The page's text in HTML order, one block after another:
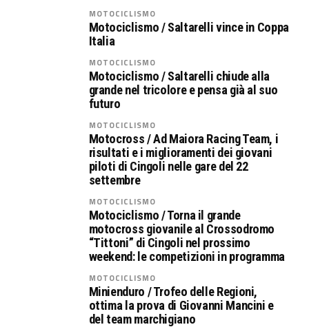
MOTOCICLISMO
Motociclismo / Saltarelli vince in Coppa
Italia
MOTOCICLISMO
Motociclismo / Saltarelli chiude alla
grande nel tricolore e pensa già al suo
futuro
MOTOCICLISMO
Motocross / Ad Maiora Racing Team, i
risultati e i miglioramenti dei giovani
piloti di Cingoli nelle gare del 22
settembre
MOTOCICLISMO
Motociclismo / Torna il grande
motocross giovanile al Crossodromo
“Tittoni” di Cingoli nel prossimo
weekend: le competizioni in programma
MOTOCICLISMO
Minienduro / Trofeo delle Regioni,
ottima la prova di Giovanni Mancini e
del team marchigiano